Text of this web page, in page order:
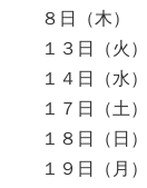
８日（木）
１３日（火
１４日（水
１７日（土
１８日（日
１９日（月